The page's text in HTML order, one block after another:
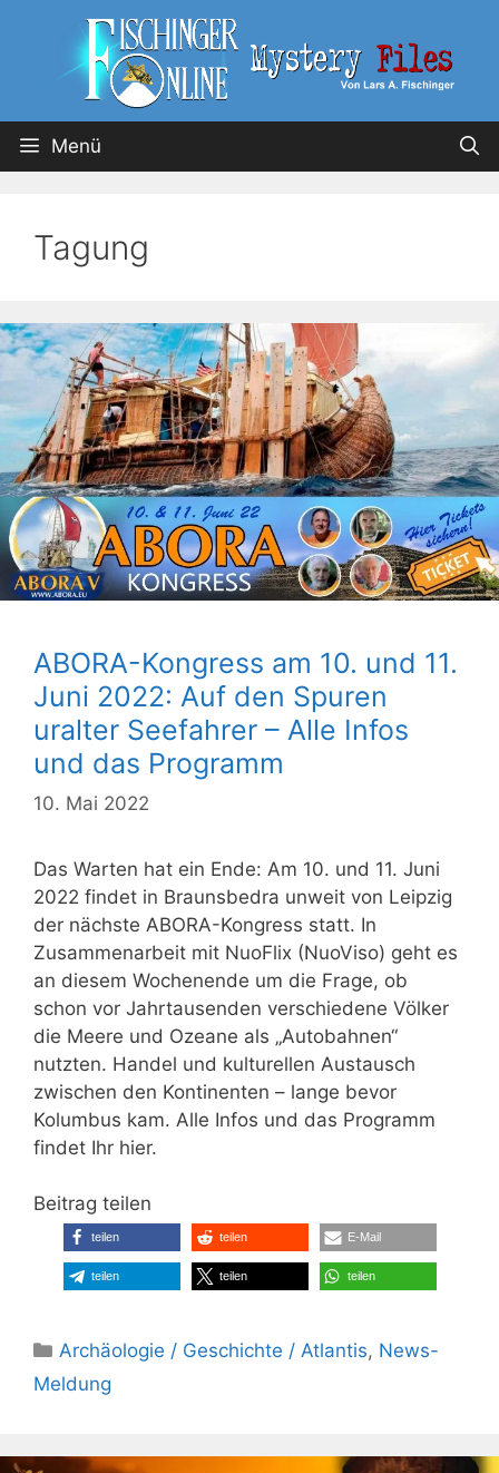
Menü
Tagung
ABORA-Kongress am 10. und 11.
Juni 2022: Auf den Spuren
uralter Seefahrer – Alle Infos
und das Programm
10. Mai 2022
Das Warten hat ein Ende: Am 10. und 11. Juni
2022 findet in Braunsbedra unweit von Leipzig
der nächste ABORA-Kongress statt. In
Zusammenarbeit mit NuoFlix (NuoViso) geht es
an diesem Wochenende um die Frage, ob
schon vor Jahrtausenden verschiedene Völker
die Meere und Ozeane als „Autobahnen“
nutzten. Handel und kulturellen Austausch
zwischen den Kontinenten – lange bevor
Kolumbus kam. Alle Infos und das Programm
findet Ihr hier.
Beitrag teilen
teilen teilen E-Mail
teilen teilen teilen
Kategorien
Archäologie / Geschichte / Atlantis, News-
Meldung